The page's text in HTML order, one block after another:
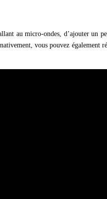
au micro-ondes, d’ajouter un
vous pouvez également